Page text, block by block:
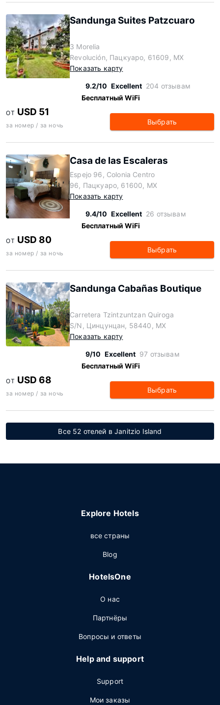
Sandunga Suites Patzcuaro
3 Morelia
Revolución, Пацкуаро, 61609, MX
Показать карту
9.2/10 Excellent 204 отзывам
Бесплатный WiFi
ОТ USD 51
за номер / за ночь Выбрать
Casa de las Escaleras
Espejo 96, Colonia Centro
96, Пацкуаро, 61600, MX
Показать карту
9.4/10 Excellent 26 отзывам
Бесплатный WiFi
ОТ USD 80
за номер / за ночь Выбрать
Sandunga Cabañas Boutique
Carretera Tzintzuntzan Quiroga
S/N, Цинцунцан, 58440, MX
Показать карту
9/10 Excellent 97 отзывам
Бесплатный WiFi
ОТ USD 68
за номер / за ночь Выбрать
Все 52 отелей в Janitzio Island
Explore Hotels
все страны
Blog
HotelsOne
О нас
Партнёры
Вопросы и ответы
Help and support
Support
Мои заказы